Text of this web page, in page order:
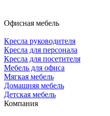
Офисная мебель
Кресла руководителя
Кресла для персонала
Кресла для посетителя
Мебель для офиса
Мягкая мебель
Домашняя мебель
Детская мебель
Компания